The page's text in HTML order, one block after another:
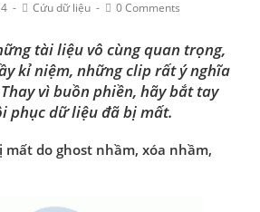
PostCứu dữ liệu
Post0 Comments
tài liệu vô cùng quan trọng,
kỉ niệm, những clip rất ý nghĩa
vì buồn phiền, hãy bắt tay
phục dữ liệuđã bị mất.
mất do ghost nhầm, xóa nhầm,